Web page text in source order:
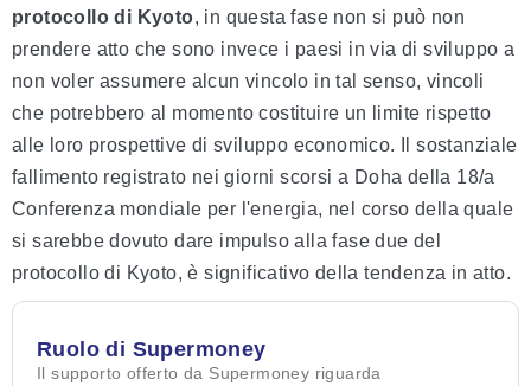
protocollo di Kyoto, in questa fase non si può non
prendere atto che sono invece i paesi in via di sviluppo a
non voler assumere alcun vincolo in tal senso, vincoli
che potrebbero al momento costituire un limite rispetto
alle loro prospettive di sviluppo economico. Il sostanziale
fallimento registrato nei giorni scorsi a Doha della 18/a
Conferenza mondiale per l'energia, nel corso della quale
si sarebbe dovuto dare impulso alla fase due del
protocollo di Kyoto, è significativo della tendenza in atto.
Ruolo di Supermoney
Il supporto offerto da Supermoney riguarda